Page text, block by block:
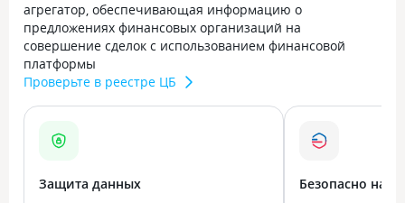
агрегатор, обеспечивающая информацию о
предложениях финансовых организаций на
совершение сделок с использованием финансовой
платформы
Проверьте в реестре ЦБ
Защита данных
Безопасно на